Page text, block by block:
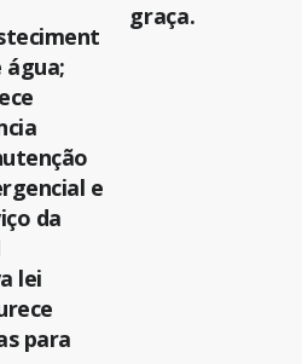
água;
e
da
lei
para
graça.